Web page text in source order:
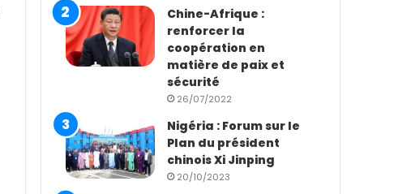
Chine-Afrique :
renforcer la
coopération en
matière de paix et
sécurité
26/07/2022
Nigéria : Forum sur le
Plan du président
chinois Xi Jinping
20/10/2023